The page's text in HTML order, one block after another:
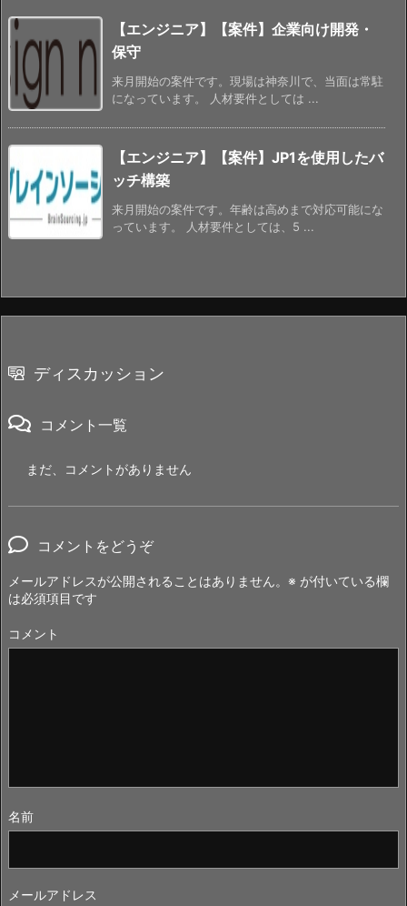
【エンジニア】【案件】企業向け開発・
保守
来月開始の案件です。現場は神奈川で、当面は常駐
になっています。 人材要件としては ...
【エンジニア】【案件】JP1を使用したバ
ッチ構築
来月開始の案件です。年齢は高めまで対応可能にな
っています。 人材要件としては、5 ...
ディスカッション
コメント一覧
まだ、コメントがありません
コメントをどうぞ
メールアドレスが公開されることはありません。 ※ が付いている欄
は必須項目です
コメント
名前
メールアドレス